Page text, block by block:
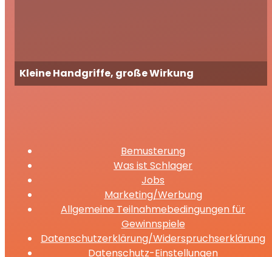
Kleine Handgriffe, große Wirkung
Bemusterung
Was ist Schlager
Jobs
Marketing/Werbung
Allgemeine Teilnahmebedingungen für
Gewinnspiele
Datenschutzerklärung/Widerspruchserklärung
Datenschutz-Einstellungen